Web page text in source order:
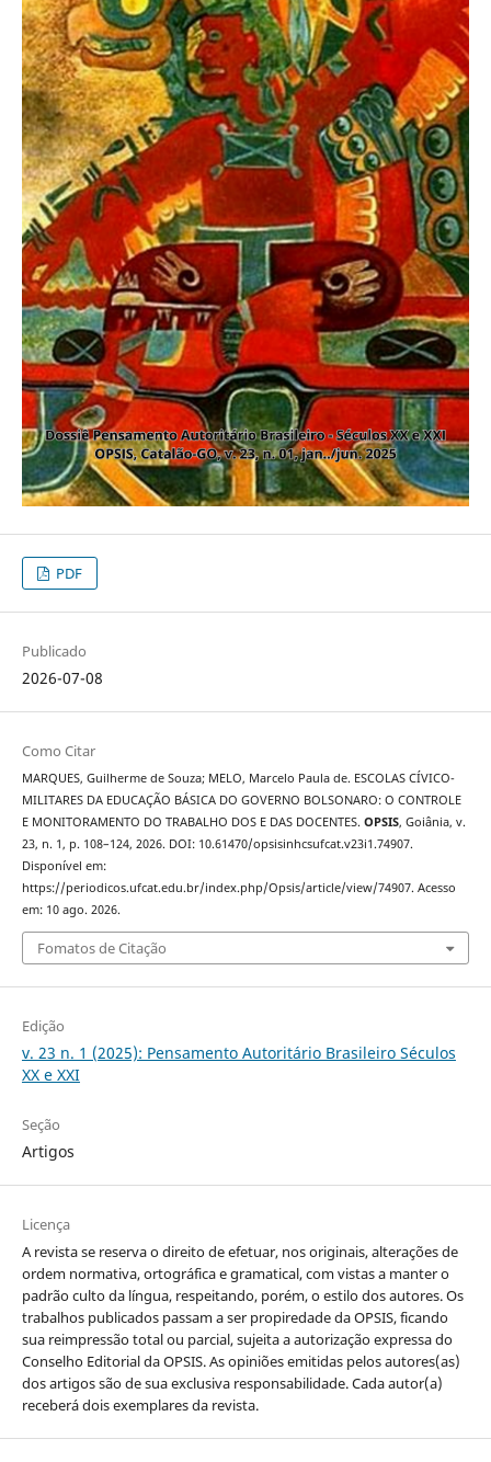
PDF
Publicado
2026-07-08
Como Citar
MARQUES, Guilherme de Souza; MELO, Marcelo Paula de. ESCOLAS CÍVICO-
MILITARES DA EDUCAÇÃO BÁSICA DO GOVERNO BOLSONARO: O CONTROLE
E MONITORAMENTO DO TRABALHO DOS E DAS DOCENTES. OPSIS, Goiânia, v.
23, n. 1, p. 108–124, 2026. DOI: 10.61470/opsisinhcsufcat.v23i1.74907.
Disponível em:
https://periodicos.ufcat.edu.br/index.php/Opsis/article/view/74907. Acesso
em: 10 ago. 2026.
Fomatos de Citação
Edição
v. 23 n. 1 (2025): Pensamento Autoritário Brasileiro Séculos
XX e XXI
Seção
Artigos
Licença
A revista se reserva o direito de efetuar, nos originais, alterações de
ordem normativa, ortográfica e gramatical, com vistas a manter o
padrão culto da língua, respeitando, porém, o estilo dos autores. Os
trabalhos publicados passam a ser propiredade da OPSIS, ficando
sua reimpressão total ou parcial, sujeita a autorização expressa do
Conselho Editorial da OPSIS. As opiniões emitidas pelos autores(as)
dos artigos são de sua exclusiva responsabilidade. Cada autor(a)
receberá dois exemplares da revista.